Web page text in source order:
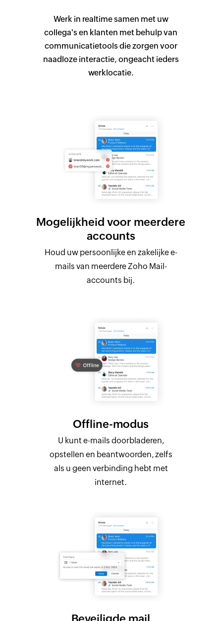
Werk in realtime samen met uw
collega's en klanten met behulp van
communicatietools die zorgen voor
naadloze interactie, ongeacht ieders
werklocatie.
Mogelijkheid voor meerdere
accounts
Houd uw persoonlijke en zakelijke e-
mails van meerdere Zoho Mail-
accounts bij.
Offline-modus
U kunt e-mails doorbladeren,
opstellen en beantwoorden, zelfs
als u geen verbinding hebt met
internet.